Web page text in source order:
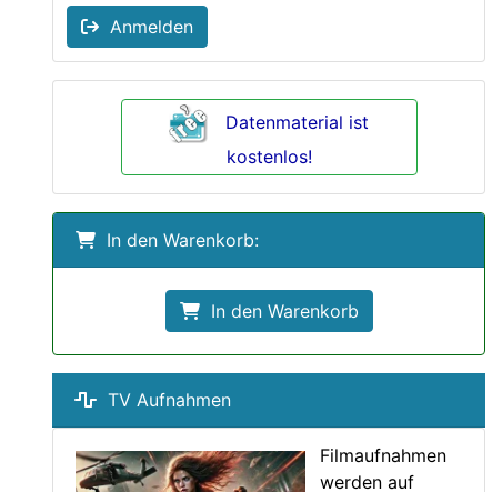
Anmelden
Datenmaterial ist
kostenlos!
In den Warenkorb:
In den Warenkorb
TV Aufnahmen
Filmaufnahmen
werden auf